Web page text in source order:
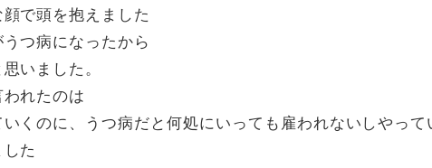
で頭を抱えました
つ病になったから
いました。
れたのは
いくのに、うつ病だと何処にいっても雇われないしやって
た